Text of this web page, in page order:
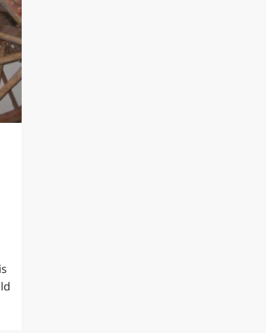
VENEZIA GIULIA